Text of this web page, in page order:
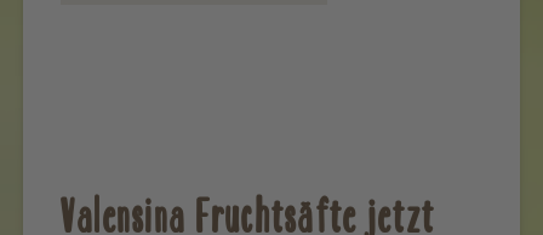
Valensina Fruchtsäfte jetzt